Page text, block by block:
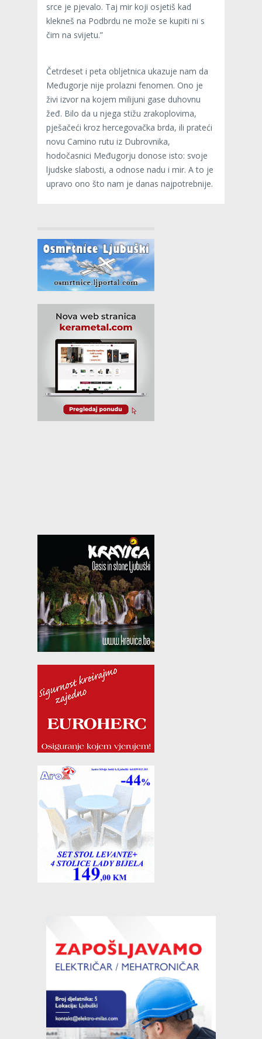
srce je pjevalo. Taj mir koji osjetiš kad
klekneš na Podbrdu ne može se kupiti ni s
čim na svijetu.”
Četrdeset i peta obljetnica ukazuje nam da
Međugorje nije prolazni fenomen. Ono je
živi izvor na kojem milijuni gase duhovnu
žeđ. Bilo da u njega stižu zrakoplovima,
pješačeći kroz hercegovačka brda, ili prateći
novu Camino rutu iz Dubrovnika,
hodočasnici Međugorju donose isto: svoje
ljudske slabosti, a odnose nadu i mir. A to je
upravo ono što nam je danas najpotrebnije.